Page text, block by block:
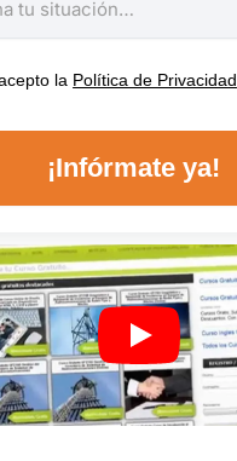
la Política de Privacidad
¡Infórmate ya!